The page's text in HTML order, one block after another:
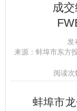
成
发
来源： 蚌埠市东方
阅读次
蚌埠市